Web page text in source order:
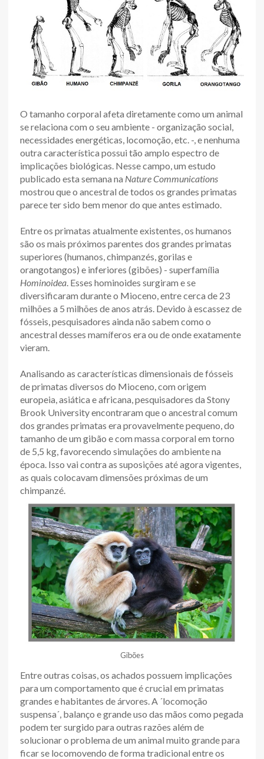
O tamanho corporal afeta diretamente como um animal
se relaciona com o seu ambiente - organização social,
necessidades energéticas, locomoção, etc. -, e nenhuma
outra característica possui tão amplo espectro de
implicações biológicas. Nesse campo, um estudo
publicado esta semana na Nature Communications
mostrou que o ancestral de todos os grandes primatas
parece ter sido bem menor do que antes estimado.
Entre os primatas atualmente existentes, os humanos
são os mais próximos parentes dos grandes primatas
superiores (humanos, chimpanzés, gorilas e
orangotangos) e inferiores (gibões) - superfamília
Hominoidea. Esses hominoides surgiram e se
diversificaram durante o Mioceno, entre cerca de 23
milhões a 5 milhões de anos atrás. Devido à escassez de
fósseis, pesquisadores ainda não sabem como o
ancestral desses mamíferos era ou de onde exatamente
vieram.
Analisando as características dimensionais de fósseis
de primatas diversos do Mioceno, com origem
europeia, asiática e africana, pesquisadores da Stony
Brook University encontraram que o ancestral comum
dos grandes primatas era provavelmente pequeno, do
tamanho de um gibão e com massa corporal em torno
de 5,5 kg, favorecendo simulações do ambiente na
época. Isso vai contra as suposições até agora vigentes,
as quais colocavam dimensões próximas de um
chimpanzé.
Gibões
Entre outras coisas, os achados possuem implicações
para um comportamento que é crucial em primatas
grandes e habitantes de árvores. A ´locomoção
suspensa´, balanço e grande uso das mãos como pegada
podem ter surgido para outras razões além de
solucionar o problema de um animal muito grande para
ficar se locomovendo de forma tradicional entre os